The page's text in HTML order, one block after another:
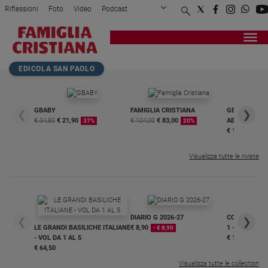
Attualità
Italia
Cronaca
Mondo
Economia
Interviste
Papa
Riflessioni Foto Video Podcast
Privacy Policy Chi siamo
Registrati Redazione
Home page>Attualità>Italia>Quegli otto santi che co...
EDICOLA SAN PAOLO
❮
GBABY
€ 34,80 € 21,90 37%
FAMIGLIA CRISTIANA
€ 104,00 € 83,00 20%
GBABY
€ 16,99
❯
Visualizza tutte le riviste
❮
LE GRANDI BASILICHE ITALIANE
- VOL DA 1 AL 5
€ 64,50
DIARIO G 2026-27
€ 8,90
- € 8,90
COLLANA
1 - 2
€ 18,50
❯
Visualizza tutte le collection